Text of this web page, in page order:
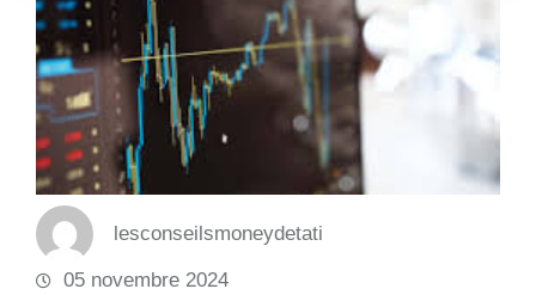
lesconseilsmoneydetati
05 novembre 2024